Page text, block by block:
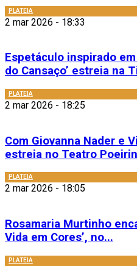
PLATEIA
2 mar 2026 - 18:33
Espetáculo inspirado
do Cansaço’ estreia na
PLATEIA
2 mar 2026 - 18:25
Com Giovanna Nader e
estreia no Teatro
PLATEIA
2 mar 2026 - 18:05
Rosamaria Murtinho
Vida em Cores’, no...
PLATEIA